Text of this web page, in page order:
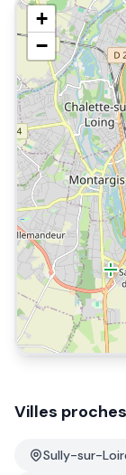
+
−
Villes proches
Sully-sur-